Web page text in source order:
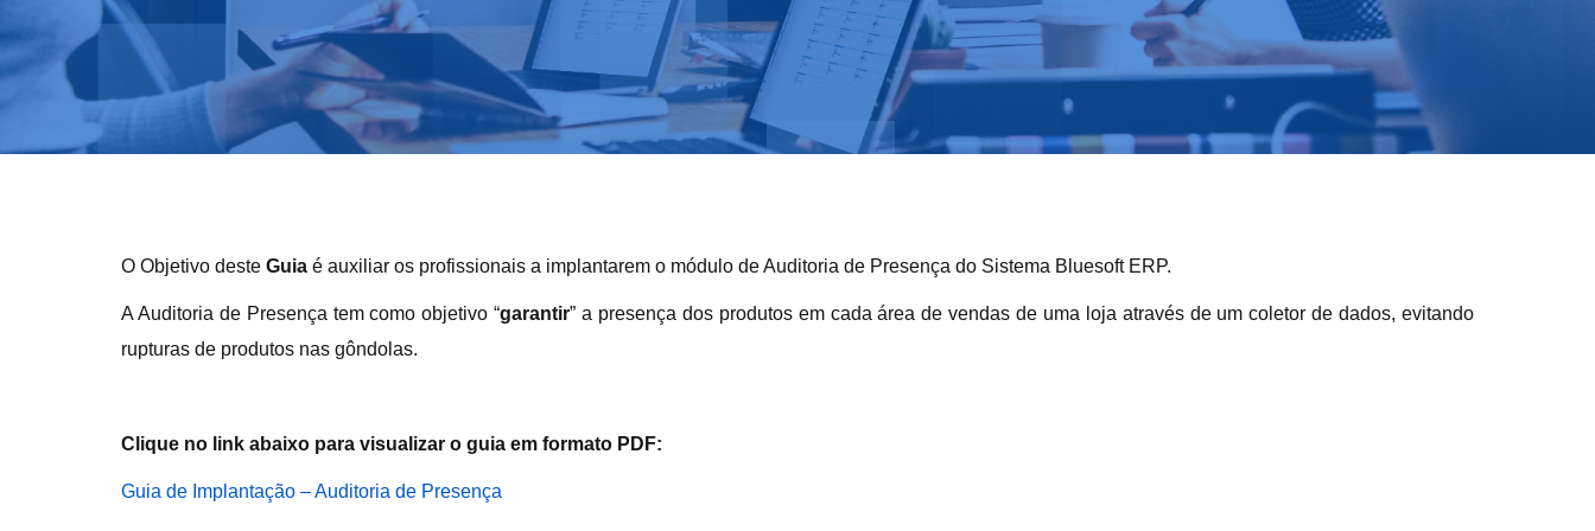
O Objetivo deste Guia é auxiliar os profissionais a implantarem o módulo de Auditoria de Presença do Sistema Bluesoft ERP.
A Auditoria de Presença tem como objetivo “garantir” a presença dos produtos em cada área de vendas de uma loja através de um coletor de dados, evitando
rupturas de produtos nas gôndolas.
Clique no link abaixo para visualizar o guia em formato PDF:
Guia de Implantação – Auditoria de Presença